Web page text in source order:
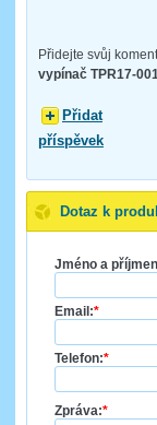
Přidejte svůj
vypínač TPR17-
Přidat
příspěvek
Dotaz k
Jméno a
Email:*
Telefon:*
Zpráva:*